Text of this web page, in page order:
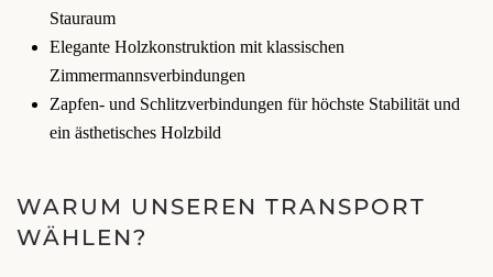
Stauraum
Elegante Holzkonstruktion mit klassischen
Zimmermannsverbindungen
Zapfen- und Schlitzverbindungen für höchste Stabilität und
ein ästhetisches Holzbild
WARUM UNSEREN TRANSPORT
WÄHLEN?